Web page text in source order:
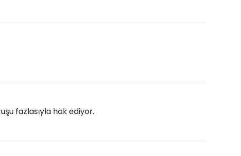
fazlasıyla hak ediyor.